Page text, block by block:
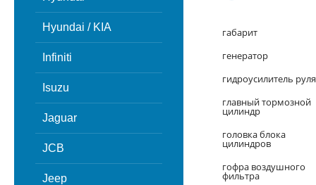
Hyundai / KIA
Infiniti
Isuzu
Jaguar
JCB
Jeep
габарит
генератор
гидроусилитель руля
главный тормозной
цилиндр
головка блока
цилиндров
гофра воздушного
фильтра